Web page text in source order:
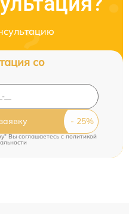
со
Вы соглашаетесь cполитикой